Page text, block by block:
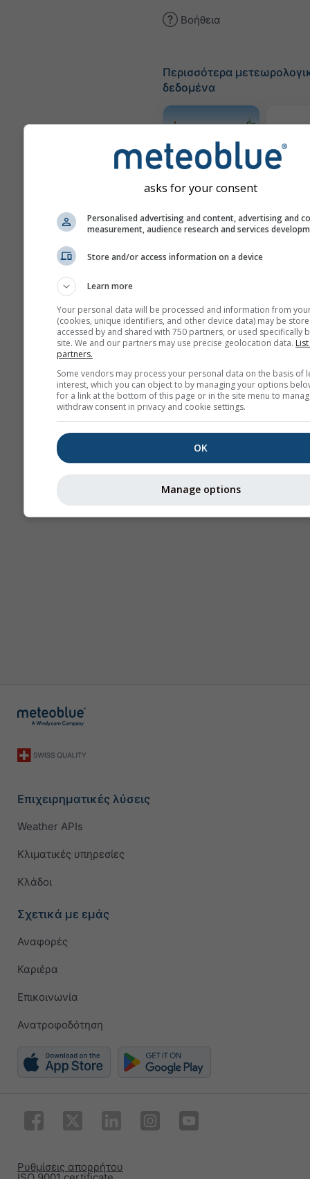
Βοήθεια
Περισσότερα
δεδομένα
AGRO
Επιχειρηματικές λύσεις
Weather APIs
Κλιματικές υπηρεσίες
Κλάδοι
Σχετικά με εμάς
Αναφορές
Καριέρα
Επικοινωνία
Ανατροφοδότηση
Ρυθμίσεις απορρήτου
asks for your consent
Personalised advertising and content, advertising and
measurement, audience research and services
Store and/or access information on a device
Learn more
Your personal data will be processed and information from
(cookies, unique identifiers, and other device data) may be
accessed by and shared with 750 partners, or used specifically
site. We and our partners may use precise geolocation data.
partners.
Some vendors may process your personal data on the basis of
interest, which you can object to by managing your options
for a link at the bottom of this page or in the site menu to
withdraw consent in privacy and cookie settings.
OK
Manage options